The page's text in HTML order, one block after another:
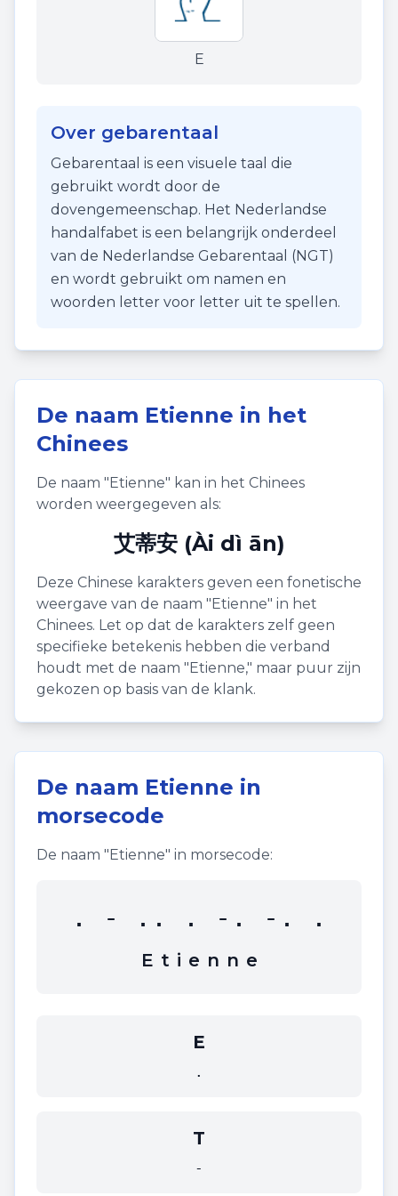
E
Over gebarentaal
Gebarentaal is een visuele taal die
gebruikt wordt door de
dovengemeenschap. Het Nederlandse
handalfabet is een belangrijk onderdeel
van de Nederlandse Gebarentaal (NGT)
en wordt gebruikt om namen en
woorden letter voor letter uit te spellen.
De naam Etienne in het
Chinees
De naam "Etienne" kan in het Chinees
worden weergegeven als:
艾蒂安 (Ài dì ān)
Deze Chinese karakters geven een fonetische
weergave van de naam "Etienne" in het
Chinees. Let op dat de karakters zelf geen
specifieke betekenis hebben die verband
houdt met de naam "Etienne," maar puur zijn
gekozen op basis van de klank.
De naam Etienne in
morsecode
De naam "Etienne" in morsecode:
. - .. . -. -. .
E t i e n n e
E
.
T
-